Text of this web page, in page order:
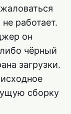
работает.
он
чёрный
загрузки.
сборку